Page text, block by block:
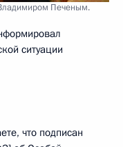
Печеным.
ситуации
что подписан